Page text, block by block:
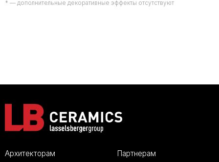
* — дополнительные декоративные эффекты отсутствуют
Архитекторам Партнерам